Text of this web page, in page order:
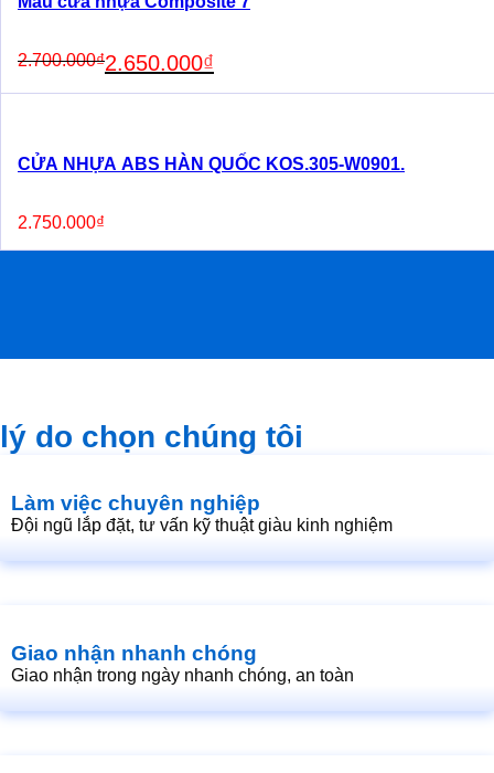
2.700.000₫
price
was:
2.650.000₫
price
is:
CỬA NHỰA ABS HÀN QUỐC KOS.305-W0901.
2.750.000₫
lý do chọn chúng tôi
Làm việc chuyên nghiệp
Đội ngũ lắp đặt, tư vấn kỹ thuật giàu kinh nghiệm
Giao nhận nhanh chóng
Giao nhận trong ngày nhanh chóng, an toàn